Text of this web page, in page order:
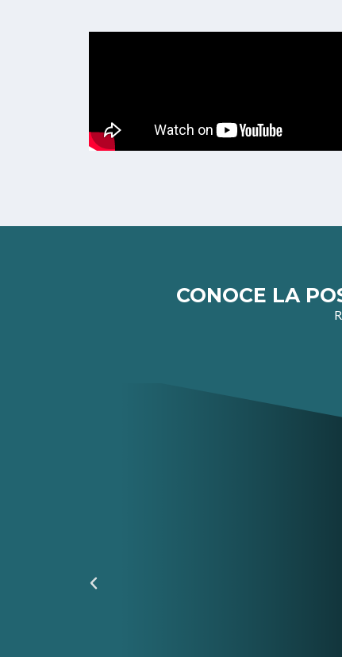
CONOCE LA